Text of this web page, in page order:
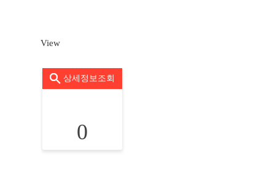
View
상세정보조회
0